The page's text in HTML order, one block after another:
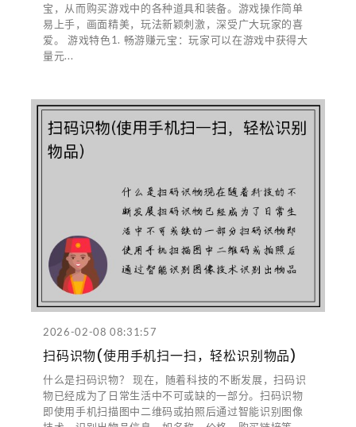
宝，从而购买游戏中的各种道具和装备。游戏操作简单
易上手，画面精美，玩法新颖刺激，深受广大玩家的喜
爱。 游戏特色1. 畅游赚元宝：玩家可以在游戏中获得大
量元...
2026-02-08 08:31:57
扫码识物(使用手机扫一扫，轻松识别物品)
什么是扫码识物？ 现在，随着科技的不断发展，扫码识
物已经成为了日常生活中不可或缺的一部分。扫码识物
即使用手机扫描图中二维码或拍照后通过智能识别图像